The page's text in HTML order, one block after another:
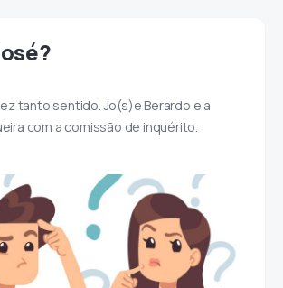
fez tanto sentido. Jo(s)e Berardo e a
com a comissão de inquérito.